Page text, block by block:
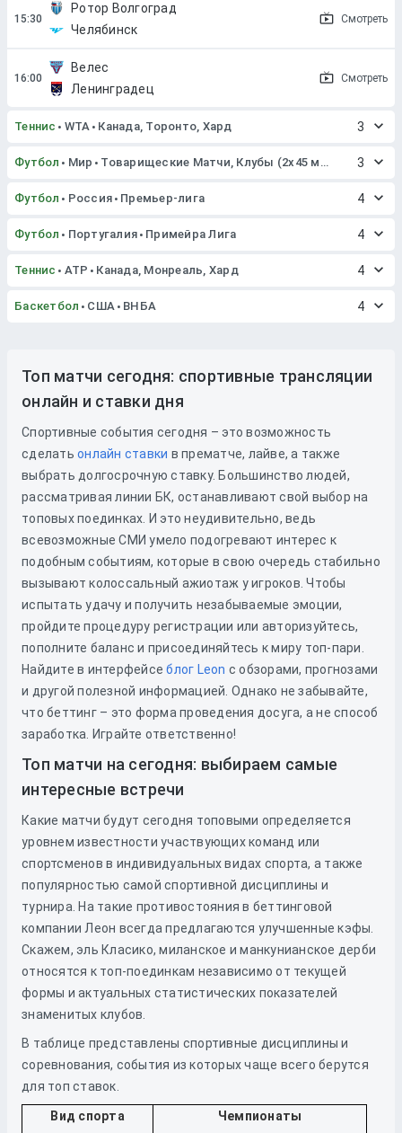
Ротор Волгоград
Челябинск
Смотреть
Велес
Ленинградец
Смотреть
Теннис WTA Канада, Торонто, Хард 3
Футбол Мир Товарищеские Матчи, Клубы (2x45 мин. или 2x40 мин.) 3
Футбол Россия Премьер-лига 4
Футбол Португалия Примейра Лига 4
Теннис ATP Канада, Монреаль, Хард 4
Баскетбол США ВНБА 4
Топ матчи сегодня: спортивные трансляции
онлайн и ставки дня
Спортивные события сегодня – это возможность
сделать онлайн ставки в прематче, лайве, а также
выбрать долгосрочную ставку. Большинство людей,
рассматривая линии БК, останавливают свой выбор на
топовых поединках. И это неудивительно, ведь
всевозможные СМИ умело подогревают интерес к
подобным событиям, которые в свою очередь стабильно
вызывают колоссальный ажиотаж у игроков. Чтобы
испытать удачу и получить незабываемые эмоции,
пройдите процедуру регистрации или авторизуйтесь,
пополните баланс и присоединяйтесь к миру топ-пари.
Найдите в интерфейсеблог Leon с обзорами, прогнозами
и другой полезной информацией. Однако не забывайте,
что беттинг – это форма проведения досуга, а не способ
заработка. Играйте ответственно!
Топ матчи на сегодня: выбираем самые
интересные встречи
Какие матчи будут сегодня топовыми определяется
уровнем известности участвующих команд или
спортсменов в индивидуальных видах спорта, а также
популярностью самой спортивной дисциплины и
турнира. На такие противостояния в беттинговой
компании Леон всегда предлагаются улучшенные кэфы.
Скажем, эль Класико, миланское и манкунианское дерби
относятся к топ-поединкам независимо от текущей
формы и актуальных статистических показателей
знаменитых клубов.
В таблице представлены спортивные дисциплины и
соревнования, события из которых чаще всего берутся
для топ ставок.
Вид спорта Чемпионаты